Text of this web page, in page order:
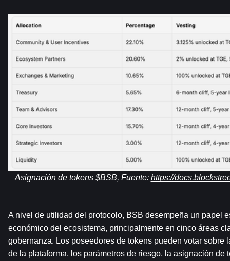
Asignación de tokens $BSB, Fuente: https://
A nivel de utilidad del protocolo, BSB desempeña un papel
económico del ecosistema, principalmente en cinco áreas
gobernanza. Los poseedores de tokens pueden votar sobre
de la plataforma, los parámetros de riesgo, la asignación de